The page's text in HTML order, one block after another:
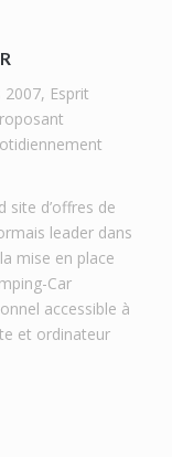
Esprit
site d’offres de
leader dans
mise en place
Car
accessible à
et ordinateur